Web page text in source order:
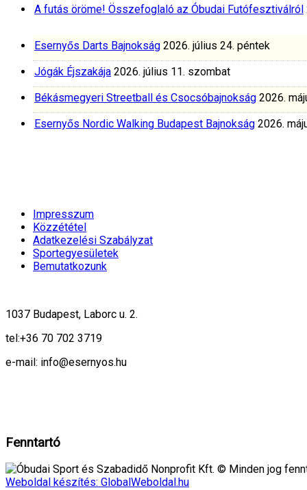
A futás öröme! Összefoglaló az Óbudai Futófesztiválról
Esernyős Darts Bajnokság 2026. július 24. péntek
Jógák Éjszakája 2026. július 11. szombat
Békásmegyeri Streetball és Csocsóbajnokság 2026.
Esernyős Nordic Walking Budapest Bajnokság 2026.
Impresszum
Közzététel
Adatkezelési Szabályzat
Sportegyesületek
Bemutatkozunk
1037 Budapest, Laborc u. 2.
tel:+36 70 702 3719
e-mail: info@esernyos.hu
Fenntartó
Óbudai Sport és Szabadidő Nonprofit Kft. © Minden jog
Weboldal készítés: GlobalWeboldal.hu